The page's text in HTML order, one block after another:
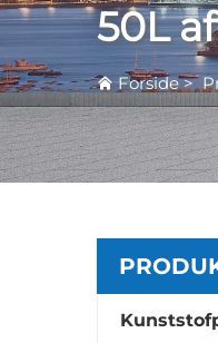
50L
Forside>